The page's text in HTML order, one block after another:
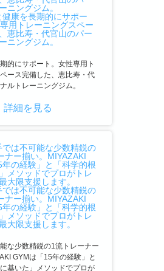
的にサポート。女性専用ト
ース完備した、恵比寿・代
ルトレーニングジム。
詳細を見る
な少数精鋭の1流トレーナー
GYMは「15年の経験」と
に基いた」メソッドでプロが